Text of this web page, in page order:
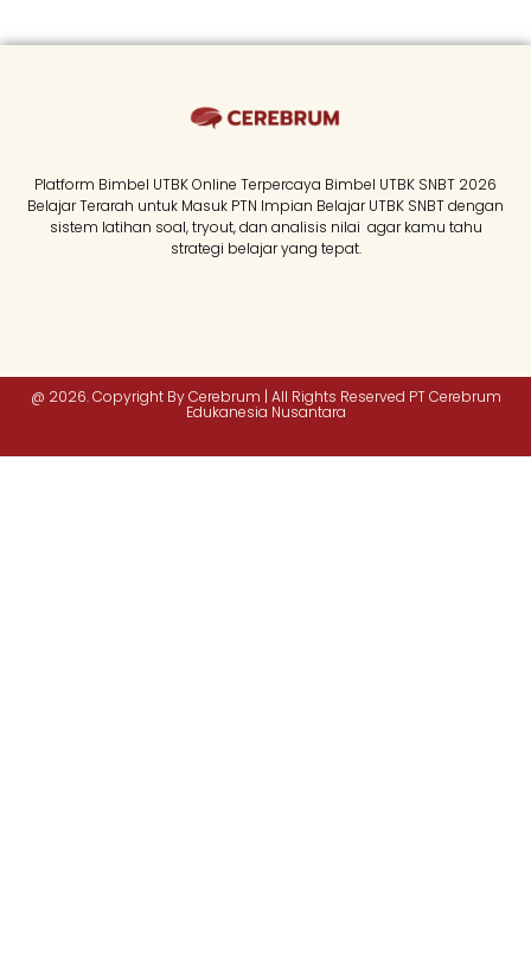
Platform Bimbel UTBK Online Terpercaya Bimbel UTBK SNBT 2026
Belajar Terarah untuk Masuk PTN Impian Belajar UTBK SNBT dengan
sistem latihan soal, tryout, dan analisis nilai agar kamu tahu
strategi belajar yang tepat.
@ 2026. Copyright By Cerebrum | All Rights Reserved PT Cerebrum
Edukanesia Nusantara​